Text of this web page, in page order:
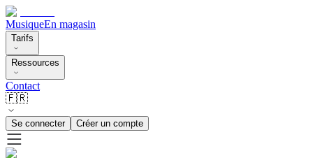
MusiqueEn magasin
Tarifs
Ressources
Contact
🇫🇷
Se connecter Créer un compte